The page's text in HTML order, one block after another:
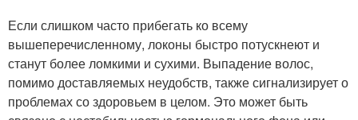
Если слишком часто прибегать ко всему
вышеперечисленному, локоны быстро потускнеют и
станут более ломкими и сухими. Выпадение волос,
помимо доставляемых неудобств, также сигнализирует о
проблемах со здоровьем в целом. Это может быть